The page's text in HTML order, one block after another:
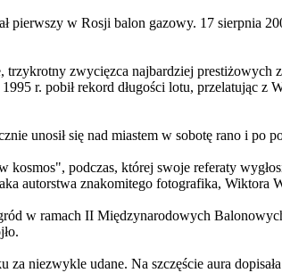
w Rosji balon gazowy. 17 sierpnia
zwycięzca najbardziej
r. pobił rekord długości lotu, przelatując
unosił się nad miastem w sobotę rano i po
podczas, której swoje referaty
autorstwa znakomitego fotografika, Wiktora
w ramach II Międzynarodowych
niezwykle udane. Na szczęście aura